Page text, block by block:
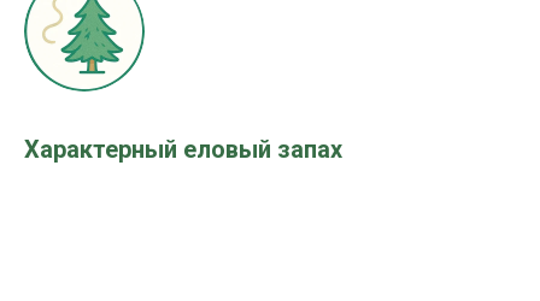
Характерный еловый запах